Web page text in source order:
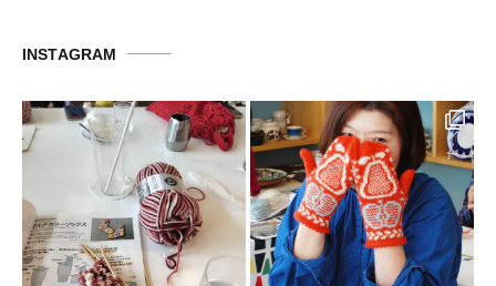
ー
INSTAGRAM